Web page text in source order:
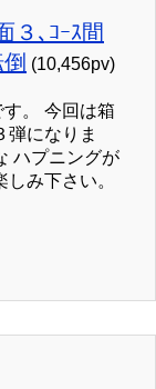
３､ｺｰｽ間
(10,456pv)
。 今回は箱
弾になりま
ハプニングが
み下さい。